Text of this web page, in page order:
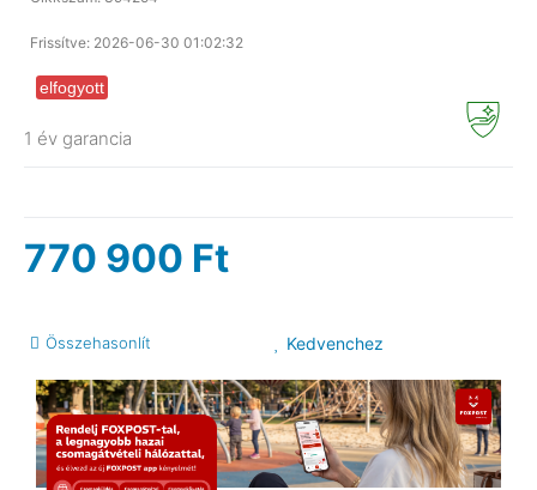
Frissítve: 2026-06-30 01:02:32
elfogyott
1 év garancia
770 900 Ft
Összehasonlít Kedvenchez